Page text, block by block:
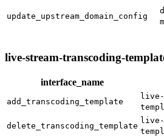
update_upstream_domain_config
live-stream-transcoding-
interface_name
add_transcoding_template
live-
delete_transcoding_template
live-